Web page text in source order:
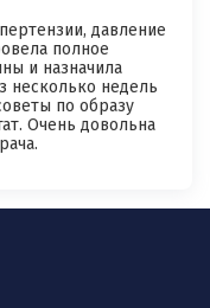
давление
полное
и назначила
несколько недель
по образу
Очень довольна